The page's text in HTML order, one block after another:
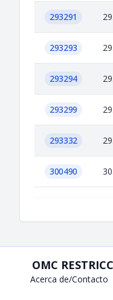
293291
293293
293294
293299
293332
300490
OMC
Acerca de/Contacto